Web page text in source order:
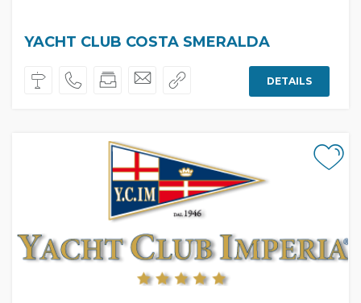
YACHT CLUB COSTA SMERALDA
DETAILS